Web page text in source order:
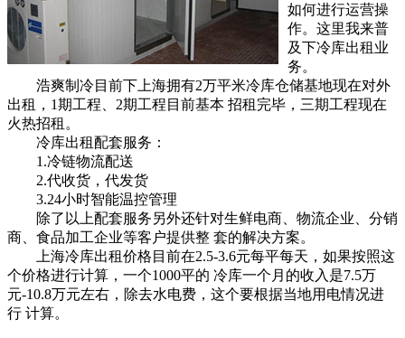
如何进行运营操
作。这里我来普
及下冷库出租业
务。
浩爽制冷目前下上海拥有2万平米冷库仓储基地现在对外
出租，1期工程、2期工程目前基本 招租完毕，三期工程现在
火热招租。
冷库出租配套服务：
1.冷链物流配送
2.代收货，代发货
3.24小时智能温控管理
除了以上配套服务另外还针对生鲜电商、物流企业、分销
商、食品加工企业等客户提供整 套的解决方案。
上海冷库出租价格目前在2.5-3.6元每平每天，如果按照这
个价格进行计算，一个1000平的 冷库一个月的收入是7.5万
元-10.8万元左右，除去水电费，这个要根据当地用电情况进
行 计算。